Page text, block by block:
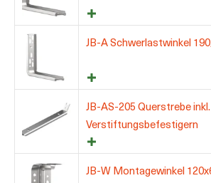
JB-A Schwerlastwinkel
JB-AS-205 Querstrebe inkl.
Verstiftungsbefestigern
JB-W Montagewinkel